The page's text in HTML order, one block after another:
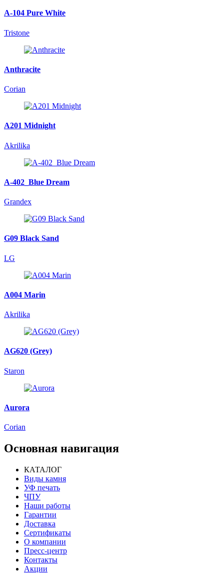
A-104 Pure White
Tristone
Anthracite
Corian
A201 Midnight
Akrilika
A-402_Blue Dream
Grandex
G09 Black Sand
LG
A004 Marin
Akrilika
AG620 (Grey)
Staron
Aurora
Corian
Основная навигация
КАТАЛОГ
Виды камня
УФ печать
ЧПУ
Наши работы
Гарантии
Доставка
Сертификаты
О компании
Пресс-центр
Контакты
Акции